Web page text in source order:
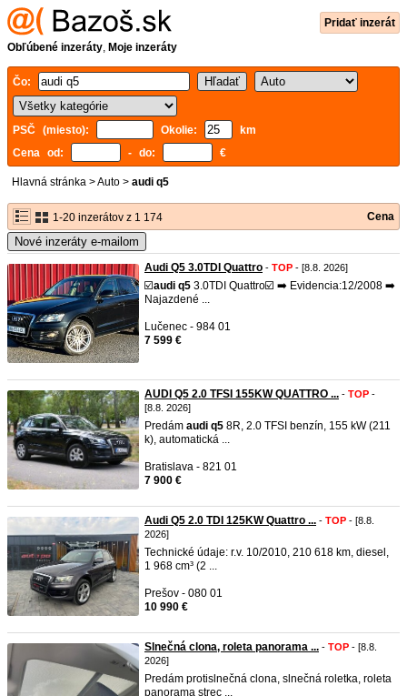
Pridať inzerát
Obľúbené inzeráty, Moje inzeráty
Čo:
PSČ (miesto): Okolie:
km
Cena od:
- do: €
Hlavná stránka >Auto > audi q5
1-20 inzerátov z 1 174 Cena
Nové inzeráty e-mailom
Audi Q5 3.0TDI Quattro - TOP - [8.8. 2026]
☑️audi q5 3.0TDI Quattro☑️ ➡️ Evidencia:12/2008 ➡️
Najazdené ...
Lučenec - 984 01
7 599 €
AUDI Q5 2.0 TFSI 155KW QUATTRO ... - TOP -
[8.8. 2026]
Predám audi q5 8R, 2.0 TFSI benzín, 155 kW (211
k), automatická ...
Bratislava - 821 01
7 900 €
Audi Q5 2.0 TDI 125KW Quattro ... - TOP - [8.8.
2026]
Technické údaje: r.v. 10/2010, 210 618 km, diesel,
1 968 cm³ (2 ...
Prešov - 080 01
10 990 €
Slnečná clona, roleta panorama ... - TOP - [8.8.
2026]
Predám protislnečná clona, slnečná roletka, roleta
panorama strec ...